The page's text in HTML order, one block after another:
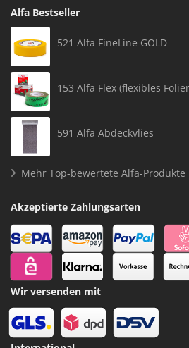
Alfa Bestseller
521 Alfa FineLine GOLD
153 Alfa Flex (flexibles
591 Alfa Abdeckvlies
Mehr Top-bewertete Alfa-Produkte
Akzeptierte Zahlungsarten
Wir versenden mit